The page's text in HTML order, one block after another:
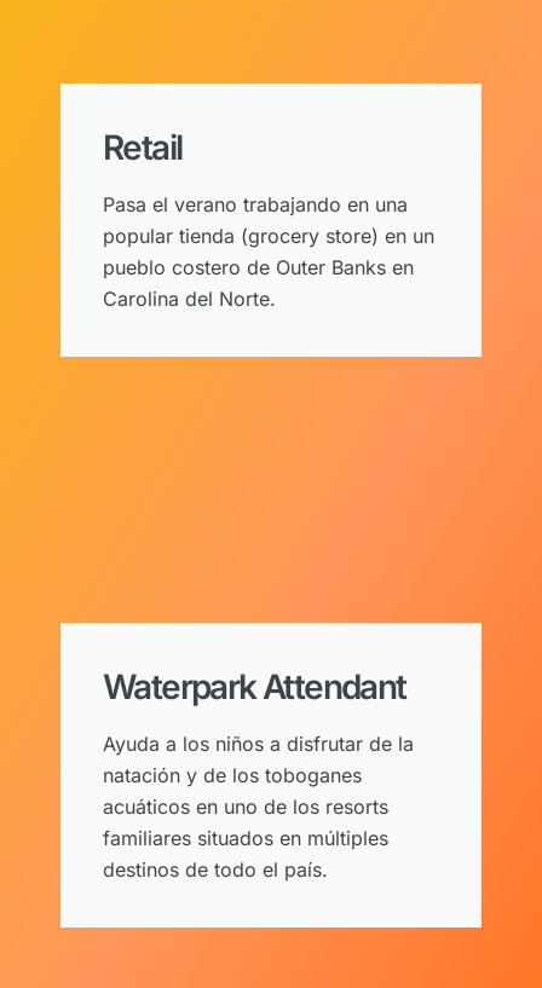
Retail
Pasa el verano trabajando en una
popular tienda (grocery store) en un
pueblo costero de Outer Banks en
Carolina del Norte.
Waterpark Attendant
Ayuda a los niños a disfrutar de la
natación y de los toboganes
acuáticos en uno de los resorts
familiares situados en múltiples
destinos de todo el país.